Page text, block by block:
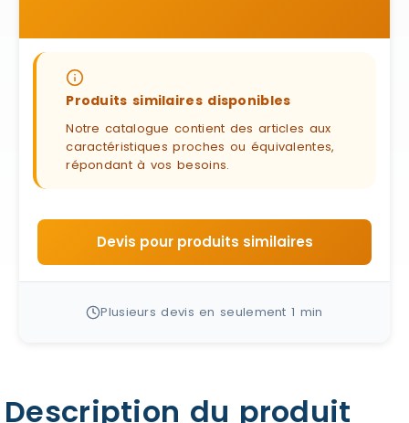
Produits similaires disponibles
Notre catalogue contient des articles aux
caractéristiques proches ou équivalentes,
répondant à vos besoins.
Devis pour produits similaires
Plusieurs devis en seulement 1 min
Description du produit